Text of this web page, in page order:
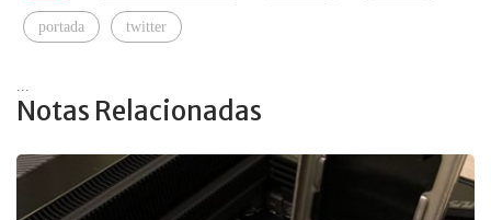
portada twitter
Notas Relacionadas